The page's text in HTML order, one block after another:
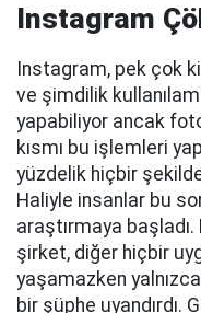
Instagram
Instagram, pek çok
ve şimdilik
yapabiliyor ancak
kısmı bu işlemleri
yüzdelik hiçbir
Haliyle insanlar bu
araştırmaya
şirket, diğer hiçbir
yaşamazken
bir şüphe uyandırdı.